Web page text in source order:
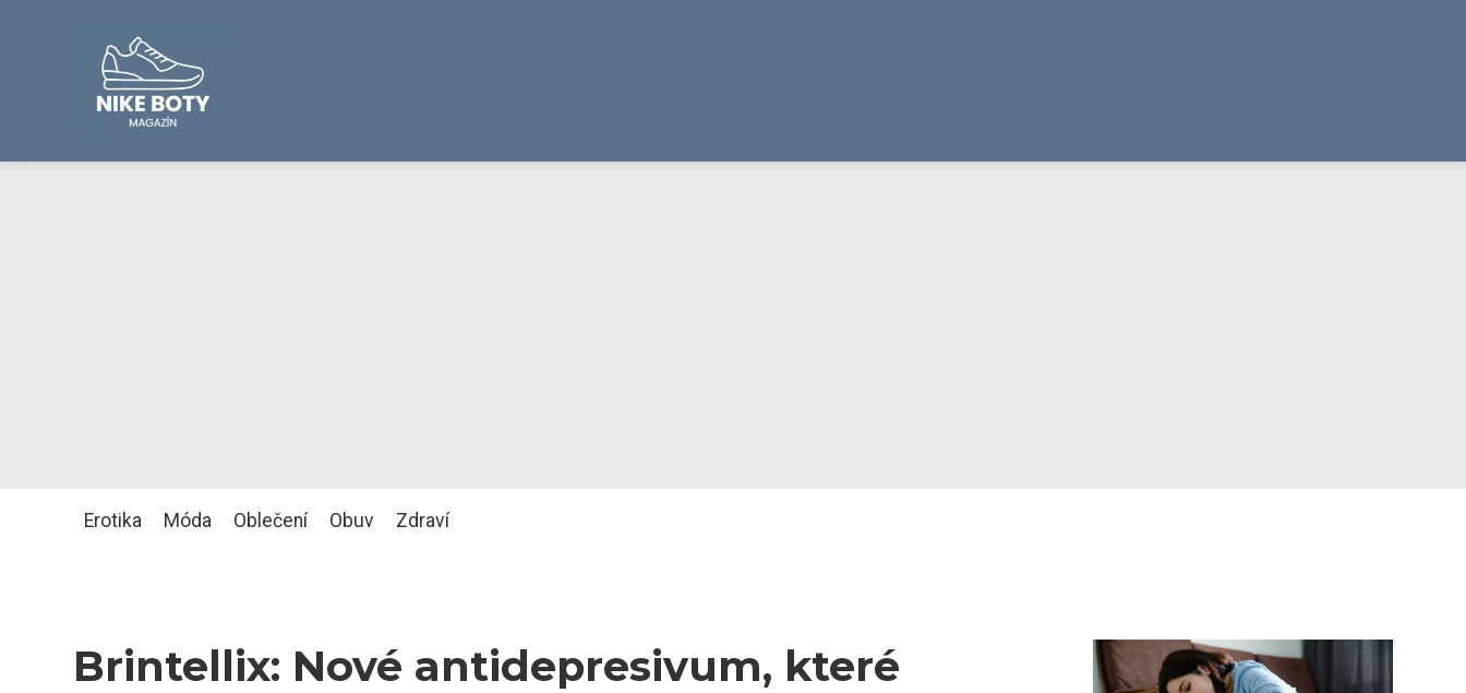
Erotika Móda Oblečení Obuv Zdraví
Brintellix: Nové antidepresivum, které